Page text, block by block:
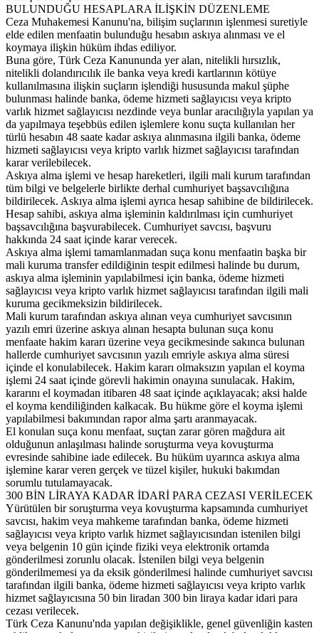
BULUNDUĞU HESAPLARA İLİŞKİN DÜZENLEME
Ceza Muhakemesi Kanunu'na, bilişim suçlarının işlenmesi suretiyle
elde edilen menfaatin bulunduğu hesabın askıya alınması ve el
koymaya ilişkin hüküm ihdas ediliyor.
Buna göre, Türk Ceza Kanununda yer alan, nitelikli hırsızlık,
nitelikli dolandırıcılık ile banka veya kredi kartlarının kötüye
kullanılmasına ilişkin suçların işlendiği hususunda makul şüphe
bulunması halinde banka, ödeme hizmeti sağlayıcısı veya kripto
varlık hizmet sağlayıcısı nezdinde veya bunlar aracılığıyla yapılan ya
da yapılmaya teşebbüs edilen işlemlere konu suçta kullanılan her
türlü hesabın 48 saate kadar askıya alınmasına ilgili banka, ödeme
hizmeti sağlayıcısı veya kripto varlık hizmet sağlayıcısı tarafından
karar verilebilecek.
Askıya alma işlemi ve hesap hareketleri, ilgili mali kurum tarafından
tüm bilgi ve belgelerle birlikte derhal cumhuriyet başsavcılığına
bildirilecek. Askıya alma işlemi ayrıca hesap sahibine de bildirilecek.
Hesap sahibi, askıya alma işleminin kaldırılması için cumhuriyet
başsavcılığına başvurabilecek. Cumhuriyet savcısı, başvuru
hakkında 24 saat içinde karar verecek.
Askıya alma işlemi tamamlanmadan suça konu menfaatin başka bir
mali kuruma transfer edildiğinin tespit edilmesi halinde bu durum,
askıya alma işleminin yapılabilmesi için banka, ödeme hizmeti
sağlayıcısı veya kripto varlık hizmet sağlayıcısı tarafından ilgili mali
kuruma gecikmeksizin bildirilecek.
Mali kurum tarafından askıya alınan veya cumhuriyet savcısının
yazılı emri üzerine askıya alınan hesapta bulunan suça konu
menfaate hakim kararı üzerine veya gecikmesinde sakınca bulunan
hallerde cumhuriyet savcısının yazılı emriyle askıya alma süresi
içinde el konulabilecek. Hakim kararı olmaksızın yapılan el koyma
işlemi 24 saat içinde görevli hakimin onayına sunulacak. Hakim,
kararını el koymadan itibaren 48 saat içinde açıklayacak; aksi halde
el koyma kendiliğinden kalkacak. Bu hükme göre el koyma işlemi
yapılabilmesi bakımından rapor alma şartı aranmayacak.
El konulan suça konu menfaat, suçtan zarar gören mağdura ait
olduğunun anlaşılması halinde soruşturma veya kovuşturma
evresinde sahibine iade edilecek. Bu hüküm uyarınca askıya alma
işlemine karar veren gerçek ve tüzel kişiler, hukuki bakımdan
sorumlu tutulamayacak.
300 BİN LİRAYA KADAR İDARİ PARA CEZASI VERİLECEK
Yürütülen bir soruşturma veya kovuşturma kapsamında cumhuriyet
savcısı, hakim veya mahkeme tarafından banka, ödeme hizmeti
sağlayıcısı veya kripto varlık hizmet sağlayıcısından istenilen bilgi
veya belgenin 10 gün içinde fiziki veya elektronik ortamda
gönderilmesi zorunlu olacak. İstenilen bilgi veya belgenin
gönderilmemesi ya da eksik gönderilmesi halinde cumhuriyet savcısı
tarafından ilgili banka, ödeme hizmeti sağlayıcısı veya kripto varlık
hizmet sağlayıcısına 50 bin liradan 300 bin liraya kadar idari para
cezası verilecek.
Türk Ceza Kanunu'nda yapılan değişiklikle, genel güvenliğin kasten